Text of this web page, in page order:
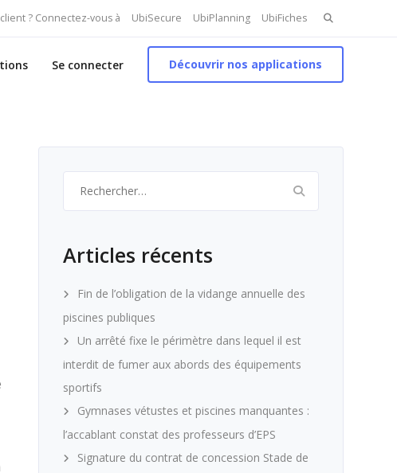
? Connectez-vous à UbiSecure UbiPlanning UbiFiches Search
for:
Se connecter Découvrir nos applications
Articles récents
Fin de l’obligation de la vidange annuelle des
piscines publiques
Un arrêté fixe le périmètre dans lequel il est
interdit de fumer aux abords des équipements
sportifs
Gymnases vétustes et piscines manquantes :
l’accablant constat des professeurs d’EPS
Signature du contrat de concession Stade de